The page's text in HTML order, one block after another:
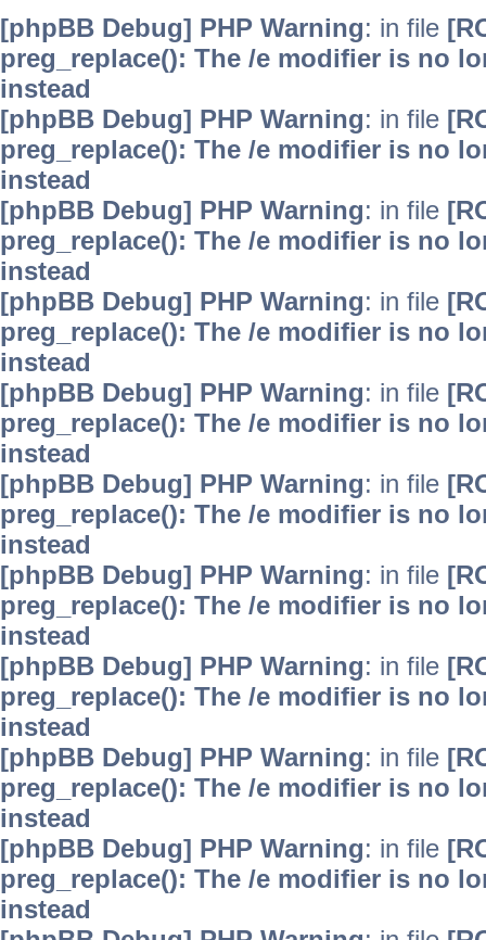
[phpBB Debug] PHP Warning: in file
preg_replace(): The /e modifier is no
instead
[phpBB Debug] PHP Warning: in file
preg_replace(): The /e modifier is no
instead
[phpBB Debug] PHP Warning: in file
preg_replace(): The /e modifier is no
instead
[phpBB Debug] PHP Warning: in file
preg_replace(): The /e modifier is no
instead
[phpBB Debug] PHP Warning: in file
preg_replace(): The /e modifier is no
instead
[phpBB Debug] PHP Warning: in file
preg_replace(): The /e modifier is no
instead
[phpBB Debug] PHP Warning: in file
preg_replace(): The /e modifier is no
instead
[phpBB Debug] PHP Warning: in file
preg_replace(): The /e modifier is no
instead
[phpBB Debug] PHP Warning: in file
preg_replace(): The /e modifier is no
instead
[phpBB Debug] PHP Warning: in file
preg_replace(): The /e modifier is no
instead